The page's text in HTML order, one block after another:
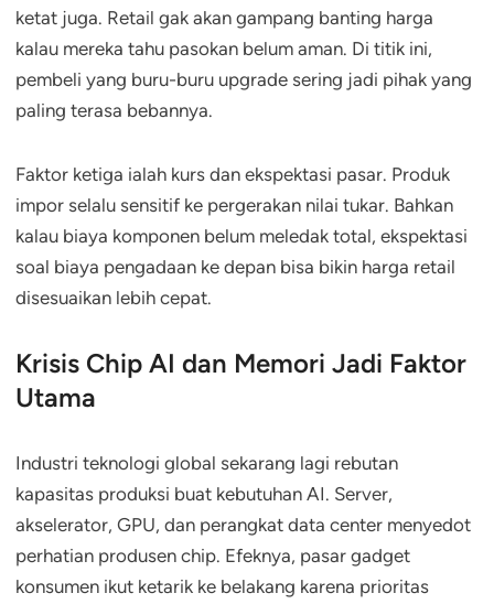
ketat juga. Retail gak akan gampang banting harga
kalau mereka tahu pasokan belum aman. Di titik ini,
pembeli yang buru-buru upgrade sering jadi pihak yang
paling terasa bebannya.
Faktor ketiga ialah kurs dan ekspektasi pasar. Produk
impor selalu sensitif ke pergerakan nilai tukar. Bahkan
kalau biaya komponen belum meledak total, ekspektasi
soal biaya pengadaan ke depan bisa bikin harga retail
disesuaikan lebih cepat.
Krisis Chip AI dan Memori Jadi Faktor
Utama
Industri teknologi global sekarang lagi rebutan
kapasitas produksi buat kebutuhan AI. Server,
akselerator, GPU, dan perangkat data center menyedot
perhatian produsen chip. Efeknya, pasar gadget
konsumen ikut ketarik ke belakang karena prioritas